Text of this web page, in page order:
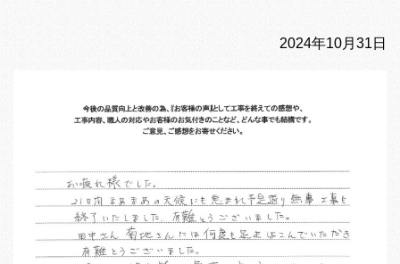
2024年10月31日